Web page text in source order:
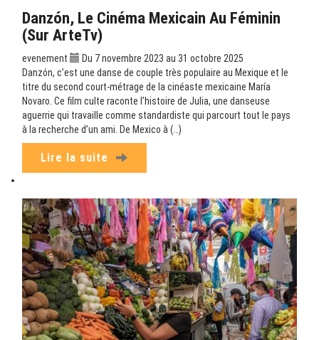
Danzón, Le Cinéma Mexicain Au Féminin
(sur ArteTv)
evenement
Du 7 novembre 2023 au 31 octobre 2025
Danzón, c’est une danse de couple très populaire au Mexique et le
titre du second court-métrage de la cinéaste mexicaine María
Novaro. Ce film culte raconte l’histoire de Julia, une danseuse
aguerrie qui travaille comme standardiste qui parcourt tout le pays
à la recherche d’un ami. De Mexico à (…)
Lire la suite